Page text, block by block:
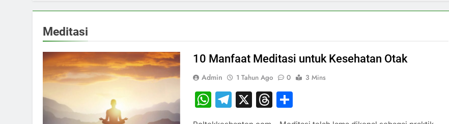
Meditasi
10 Manfaat Meditasi untuk Kesehatan Otak
Admin 1 Tahun Ago 0 3 Mins
WhatsApp
Telegram
X Threads